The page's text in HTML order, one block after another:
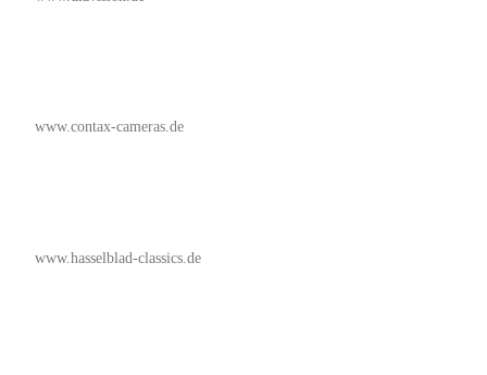
www.contax-cameras.de
www.hasselblad-classics.de